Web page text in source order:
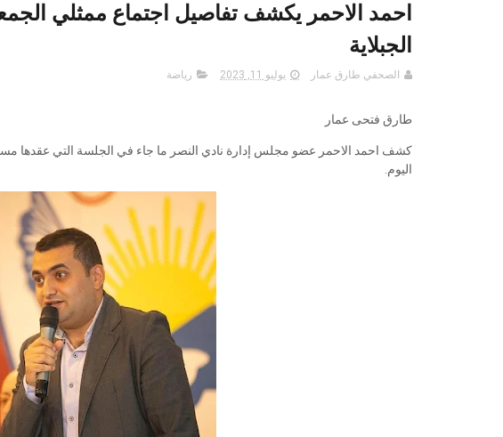
احمد الاحمر يكشف تفاصيل اجتماع ممثلي
الجبلاية
الصحفي طارق عمار يوليو 11, 2023 رياضة
طارق فتحى عمار
كشف احمد الاحمر عضو مجلس إدارة نادي النصر ما جاء في الجلسة التي عقدها
اليوم.